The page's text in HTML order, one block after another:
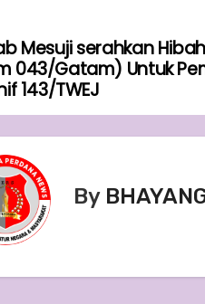
Mesuji serahkan
043/Gatam) Untuk
143/TWEJ
By